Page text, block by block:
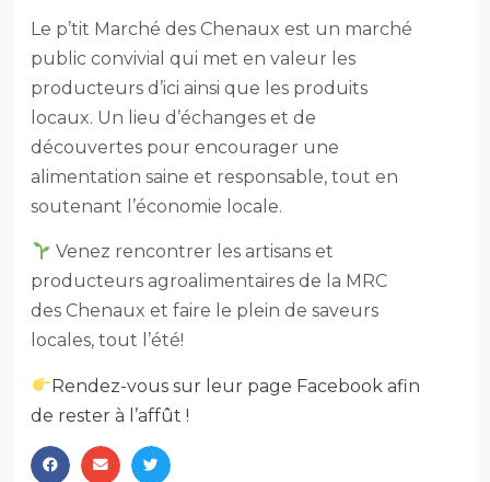
Le p’tit Marché des Chenaux est un marché
public convivial qui met en valeur les
producteurs d’ici ainsi que les produits
locaux. Un lieu d’échanges et de
découvertes pour encourager une
alimentation saine et responsable, tout en
soutenant l’économie locale.
Venez rencontrer les artisans et
producteurs agroalimentaires de la MRC
des Chenaux et faire le plein de saveurs
locales, tout l’été!
Rendez-vous sur leur page Facebook afin
de rester à l’affût !